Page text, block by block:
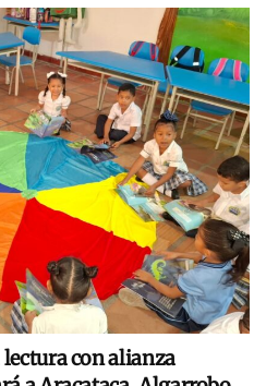
con alianza